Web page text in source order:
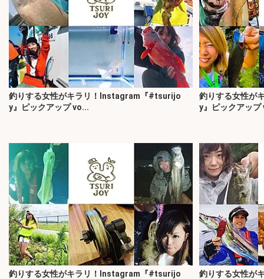
釣りする女性がキラリ！Instagram『#tsurijo
y』ピックアップ vo...
釣りする女性が
y』ピックアップ
釣りする女性がキラリ！Instagram『#tsurijo
釣りする女性が